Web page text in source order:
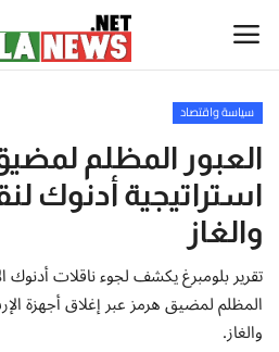
أخبار العالم
أخبار الوطن العربي
سياسة واقتصاد
رياضة
سياسة واقتصاد
العبور المظلم
استراتيجية أدنوك
والغاز
تقرير بلومبرغ يكشف لجوء ناقلات أدنوك
المظلم لمضيق هرمز عبر إغلاق أجهزة
والغاز.